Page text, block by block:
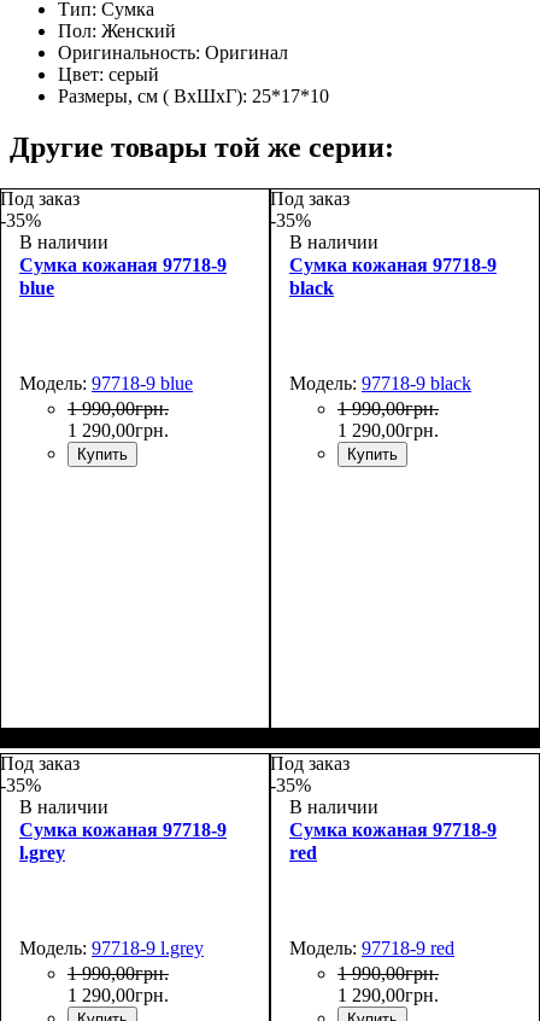
Тип: Сумка
Пол: Женский
Оригинальность: Оригинал
Цвет: серый
Размеры, см ( ВхШхГ): 25*17*10
Другие товары той же серии:
Под заказ
-35%
В наличии
Сумка кожаная 97718-9
blue
Модель: 97718-9 blue
1 990,00грн.
1 290,00грн.
Купить
25*17*10
Под заказ
-35%
В наличии
Сумка кожаная 97718-9
black
Модель: 97718-9 black
1 990,00грн.
1 290,00грн.
Купить
25*17*10
Под заказ
-35%
В наличии
Сумка кожаная 97718-9
l.grey
Модель: 97718-9 l.grey
1 990,00грн.
1 290,00грн.
Под заказ
-35%
В наличии
Сумка кожаная 97718-9
red
Модель: 97718-9 red
1 990,00грн.
1 290,00грн.